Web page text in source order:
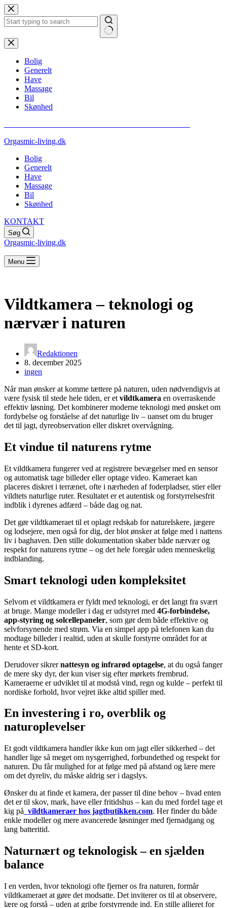
Fortsæt
til
indhold
Ingen
resultater
Bolig
Generelt
Have
Massage
Bil
Skønhed
Orgasmic-living.dk
Bolig
Generelt
Have
Massage
Bil
Skønhed
KONTAKT
Søg
Orgasmic-living.dk
Menu
Vildtkamera – teknologi og
nærvær i naturen
Redaktionen
8. december 2025
ingen
Når man ønsker at komme tættere på naturen, uden nødvendigvis at
være fysisk til stede hele tiden, er et vildtkamera en overraskende
effektiv løsning. Det kombinerer moderne teknologi med ønsket om
fordybelse og forståelse af det naturlige liv – uanset om du bruger
det til jagt, dyreobservation eller diskret overvågning.
Et vindue til naturens rytme
Et vildtkamera fungerer ved at registrere bevægelser med en sensor
og automatisk tage billeder eller optage video. Kameraet kan
placeres diskret i terrænet, ofte i nærheden af foderpladser, stier eller
vildtets naturlige ruter. Resultatet er et autentisk og forstyrrelsesfrit
indblik i dyrenes adfærd – både dag og nat.
Det gør vildtkameraet til et oplagt redskab for naturelskere, jægere
og lodsejere, men også for dig, der blot ønsker at følge med i nattens
liv i baghaven. Den stille dokumentation skaber både nærvær og
respekt for naturens rytme – og det hele foregår uden menneskelig
indblanding.
Smart teknologi uden kompleksitet
Selvom et vildtkamera er fyldt med teknologi, er det langt fra svært
at bruge. Mange modeller i dag er udstyret med 4G-forbindelse,
app-styring og solcellepaneler, som gør dem både effektive og
selvforsynende med strøm. Via en simpel app på telefonen kan du
modtage billeder i realtid, uden at skulle forstyrre området for at
hente et SD-kort.
Derudover sikrernattesyn og infrarød optagelse, at du også fanger
de mere sky dyr, der kun viser sig efter mørkets frembrud.
Kameraerne er udviklet til at modstå vind, regn og kulde – perfekt til
nordiske forhold, hvor vejret ikke altid spiller med.
En investering i ro, overblik og
naturoplevelser
Et godt vildtkamera handler ikke kun om jagt eller sikkerhed – det
handler lige så meget om nysgerrighed, forbundethed og respekt for
naturen. Du får mulighed for at følge med på afstand og lære mere
om det dyreliv, du måske aldrig ser i dagslys.
Ønsker du at finde et kamera, der passer til dine behov – hvad enten
det er til skov, mark, have eller fritidshus – kan du med fordel tage et
kig på vildtkameraer hos jagtbutikken.com. Her finder du både
enkle modeller og mere avancerede løsninger med fjernadgang og
lang batteritid.
Naturnært og teknologisk – en sjælden
balance
I en verden, hvor teknologi ofte fjerner os fra naturen, formår
vildtkameraet at gøre det modsatte. Det inviterer os til at observere,
lære og forstå – uden at gribe forstyrrende ind. En stille allieret for